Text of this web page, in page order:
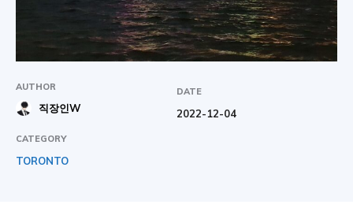
AUTHOR
직장인W
DATE
2022-12-04
CATEGORY
TORONTO